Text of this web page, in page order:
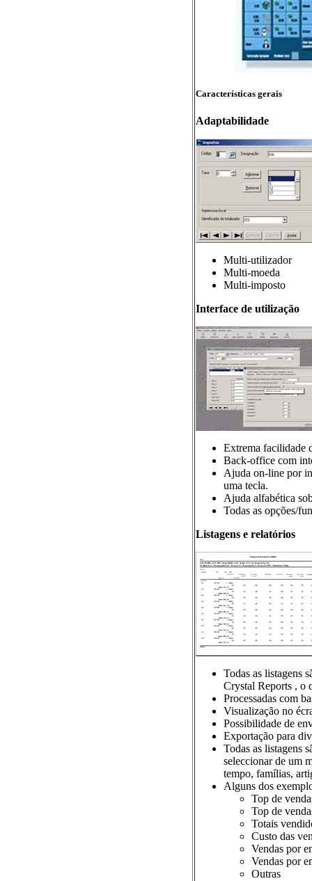
Características gerais
Adaptabilidade
Multi-utilizador
Multi-moeda
Multi-imposto
Interface de utilização
Extrema facilidade
Back-office com
Ajuda on-line por
uma tecla.
Ajuda alfabética
Todas as opções/
Listagens e relatórios
Todas as listagens
Crystal Reports , o
Processadas com
Visualização no
Possibilidade de
Exportação para
Todas as listagens
seleccionar de um
tempo, famílias,
Alguns dos
Top de
Top de
Totais
Custo das
Vendas por
Vendas por
Outras